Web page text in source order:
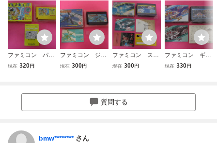
ファミコン パチ
コン 箱 説明書
現在 320円
ファミコン ジャ
イロダイン 箱
現在 300円
ファミコン スタ
ーラスター 箱
現在 300円
ファミコン ギャ
ラガ 箱 説明書
現在 330円
質問する
bmw******** さん